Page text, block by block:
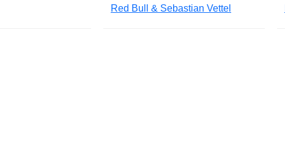
Red Bull & Sebastian Vettel